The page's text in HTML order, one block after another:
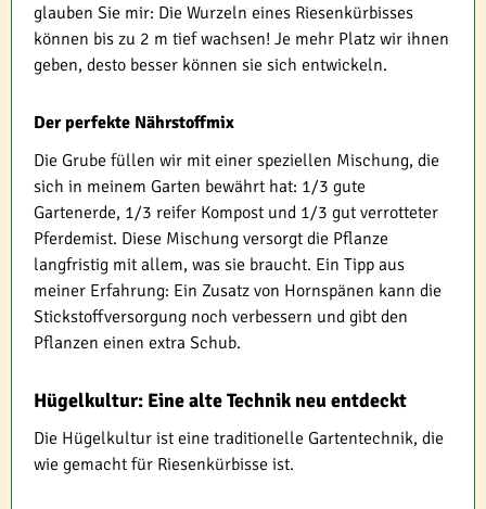
glauben Sie mir: Die Wurzeln eines Riesenkürbisses
können bis zu 2 m tief wachsen! Je mehr Platz wir ihnen
geben, desto besser können sie sich entwickeln.
Der perfekte Nährstoffmix
Die Grube füllen wir mit einer speziellen Mischung, die
sich in meinem Garten bewährt hat: 1/3 gute
Gartenerde, 1/3 reifer Kompost und 1/3 gut verrotteter
Pferdemist. Diese Mischung versorgt die Pflanze
langfristig mit allem, was sie braucht. Ein Tipp aus
meiner Erfahrung: Ein Zusatz von Hornspänen kann die
Stickstoffversorgung noch verbessern und gibt den
Pflanzen einen extra Schub.
Hügelkultur: Eine alte Technik neu entdeckt
Die Hügelkultur ist eine traditionelle Gartentechnik, die
wie gemacht für Riesenkürbisse ist.